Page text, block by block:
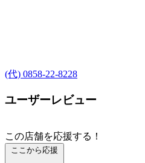
(代) 0858-22-8228
ユーザーレビュー
この店舗を応援する！
ここから応援